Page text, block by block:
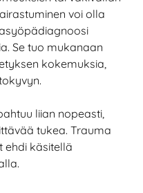
voi olla
Se tuo mukanaan
kokemuksia,
liian nopeasti,
tukea. Trauma
ehdi käsitellä